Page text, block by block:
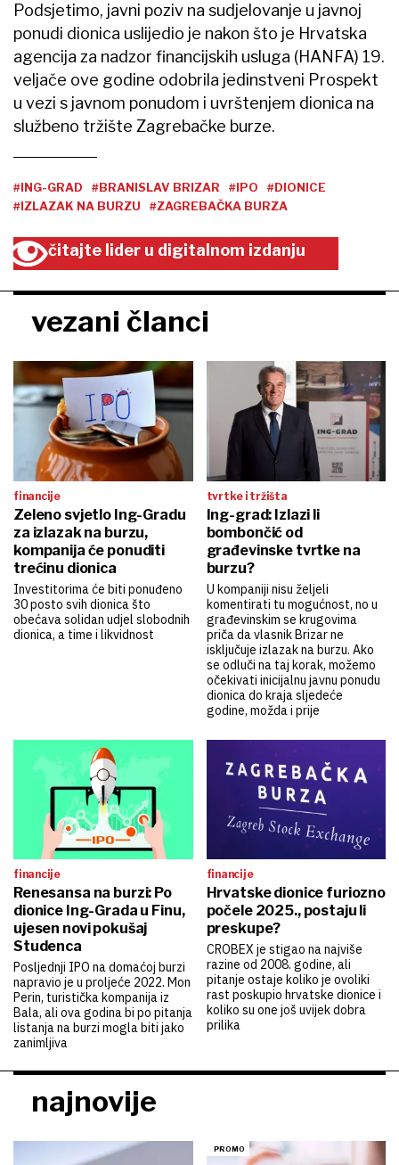
Podsjetimo, javni poziv na sudjelovanje u javnoj
ponudi dionica uslijedio je nakon što je Hrvatska
agencija za nadzor financijskih usluga (HANFA) 19.
veljače ove godine odobrila jedinstveni Prospekt
u vezi s javnom ponudom i uvrštenjem dionica na
službeno tržište Zagrebačke burze.
#ING-GRAD #BRANISLAV BRIZAR #IPO
#DIONICE
#IZLAZAK NA BURZU
#ZAGREBAČKA BURZA
čitajte lider u digitalnom izdanju
vezani članci
financije
Zeleno svjetlo Ing-Gradu
za izlazak na burzu,
kompanija će ponuditi
trećinu dionica
Investitorima će biti ponuđeno
30 posto svih dionica što
obećava solidan udjel slobodnih
dionica, a time i likvidnost
tvrtke i tržišta
Ing-grad: Izlazi li
bombončić od
građevinske tvrtke na
burzu?
U kompaniji nisu željeli
komentirati tu mogućnost, no u
građevinskim se krugovima
priča da vlasnik Brizar ne
isključuje izlazak na burzu. Ako
se odluči na taj korak, možemo
očekivati inicijalnu javnu ponudu
dionica do kraja sljedeće
godine, možda i prije
financije
Renesansa na burzi: Po
dionice Ing-Grada u Finu,
ujesen novi pokušaj
Studenca
Posljednji IPO na domaćoj burzi
napravio je u proljeće 2022. Mon
Perin, turistička kompanija iz
Bala, ali ova godina bi po pitanja
listanja na burzi mogla biti jako
zanimljiva
financije
Hrvatske dionice furiozno
počele 2025., postaju li
preskupe?
CROBEX je stigao na najviše
razine od 2008. godine, ali
pitanje ostaje koliko je ovoliki
rast poskupio hrvatske dionice i
koliko su one još uvijek dobra
prilika
najnovije